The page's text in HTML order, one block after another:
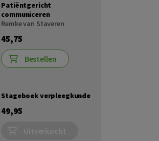
Patiëntgericht
communiceren
Remke van Staveren
45,75
Bestellen
Stageboek verpleegkunde
49,95